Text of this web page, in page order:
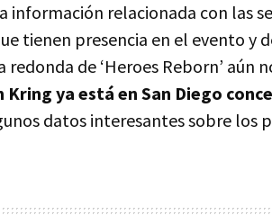
información relacionada con las
tienen presencia en el evento y
redonda de ‘Heroes Reborn’ aún
ya está en San Diego
datos interesantes sobre los